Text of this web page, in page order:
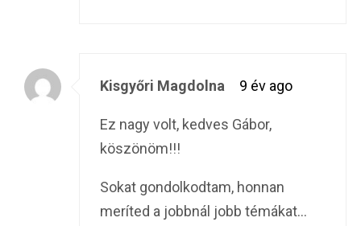
Kisgyőri Magdolna 9 év ago
Ez nagy volt, kedves Gábor,
köszönöm!!!
Sokat gondolkodtam, honnan
meríted a jobbnál jobb témákat…